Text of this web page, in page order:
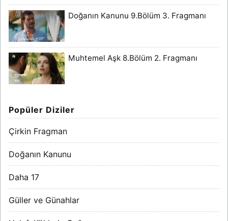
Doğanın Kanunu 9.Bölüm 3. Fragmanı
Muhtemel Aşk 8.Bölüm 2. Fragmanı
Popüler Diziler
Çirkin Fragman
Doğanın Kanunu
Daha 17
Güller ve Günahlar